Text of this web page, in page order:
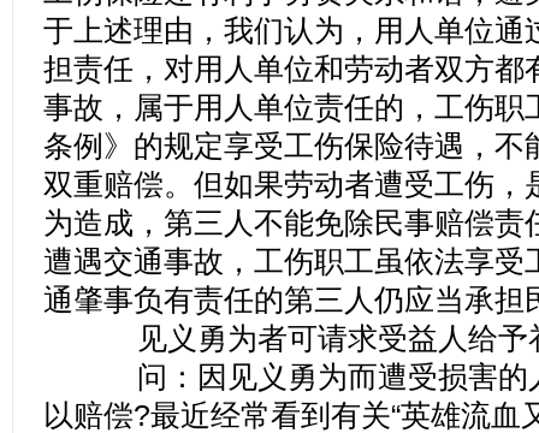
于上述理由，我们认为，用人单位通
担责任，对用人单位和劳动者双方都
事故，属于用人单位责任的，工伤职
条例》的规定享受工伤保险待遇，不
双重赔偿。但如果劳动者遭受工伤，
为造成，第三人不能免除民事赔偿责
遭遇交通事故，工伤职工虽依法享受
通肇事负有责任的第三人仍应当承担
见义勇为者可请求受益人给予
问：因见义勇为而遭受损害的
以赔偿?最近经常看到有关“英雄流血